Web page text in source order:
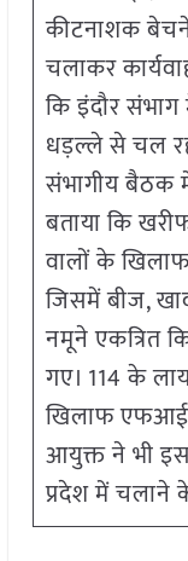
कीटनाशक
चलाकर
कि इंदौर
धड़ल्ले से चल
संभागीय बैठक में
बताया कि
वालों के
जिसमें बीज,
नमूने एकत्रित
गए। 114 के
खिलाफ
आयुक्त ने भी
प्रदेश में चलाने